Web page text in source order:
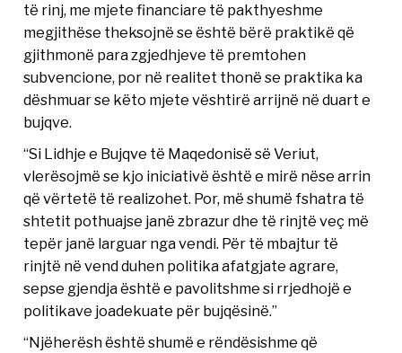
të rinj, me mjete financiare të pakthyeshme
megjithëse theksojnë se është bërë praktikë që
gjithmonë para zgjedhjeve të premtohen
subvencione, por në realitet thonë se praktika ka
dëshmuar se këto mjete vështirë arrijnë në duart e
bujqve.
“Si Lidhje e Bujqve të Maqedonisë së Veriut,
vlerësojmë se kjo iniciativë është e mirë nëse arrin
që vërtetë të realizohet. Por, më shumë fshatra të
shtetit pothuajse janë zbrazur dhe të rinjtë veç më
tepër janë larguar nga vendi. Për të mbajtur të
rinjtë në vend duhen politika afatgjate agrare,
sepse gjendja është e pavolitshme si rrjedhojë e
politikave joadekuate për bujqësinë.”
“Njëherësh është shumë e rëndësishme që